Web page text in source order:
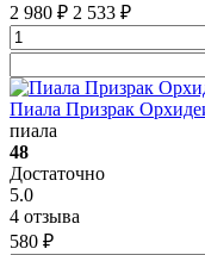
2 980 ₽ 2 533 ₽
Пиала Призрак
пиала
48
Достаточно
5.0
4 отзыва
580 ₽